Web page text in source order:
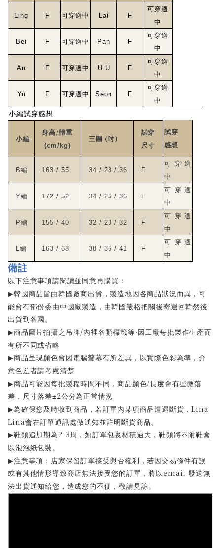
Ling F 可穿適中 Lai F
可穿適
中
Bei F 可穿適中 Pan F
可穿適
中
An F 可穿適中 U U F
可穿適
中
Yu F 可穿適中 Seon F
可穿適
中
小編試穿感想
小編
身高/體重
(cm/kg)
三圍 (吋)
試穿
尺寸
試穿
感想
B編 163 / 55 34 / 28 / 36 F
可穿適
中
Y編 172 / 52 34 / 25 / 36 F
可穿適
中
P編 155 / 40 32 / 23 / 32 F
可穿適
中
L編 163 / 68 38 / 35 / 41 F
可穿適
中
備註
以下注意事項請閱讀並同意再購買：
▶韓國商品皆由韓國廠商出貨，製造地因各商品狀況而異，可
能會有部份委由中國廠製造，由韓國嚴格把關後寄運回韓然後
出貨到各國。
▶商品圖片拍攝之吊牌/內裡各類標籤等‧因工廠每批製作生產而
有所不同或省略
▶商品呈現顏色會因電腦螢幕有所差異，以實際色彩為準，介
意色差者請考慮清楚
▶商品可能因每批製程時間不同，商品顏色/長度會有些微落
差，尺寸落差±2公分為正常情況
▶為確保您及時收到商品，若訂單內某項商品遭遇斷貨， Lina
Lina會在訂單通訊處做通知並註明斷貨商品。
▶鞋類追加期為2-3 周，如訂單包裹材積過大，鞋類將不附鞋盒
以泡泡紙包裝。
▶注意事項：店家保留訂單接受與否權利，若因交易條件有誤
或有其他情形導致商店無法接受您的訂單，將以email 發送無
法出貨通知給您，造成您的不便，敬請見諒。